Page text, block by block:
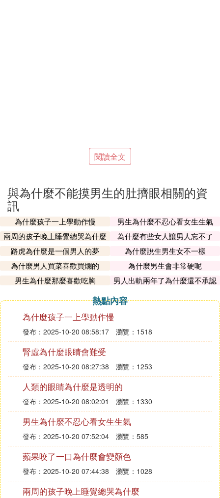
㈥ 肚臍眼很重要，為什麼不能亂摳肚臍眼
扣洗肚臍眼易導致皮損，引發炎症，如果炎症擴散到
腹腔會導致腹腔內感染，所以不要扣肚臍眼。
肚臍眼上的臟東西是由於人體每天新陳代謝的廢物沒
有被排出，在腸的末尾日積月累形成的。所以建議在
洗澡時，不要扣洗，以免損傷皮膚使臟東西進入體
內，形成感染甚至是腹腔感染，可直接用清水沖洗或
毛巾沾水擦拭。
肚臍眼是腸的末端所在地，很容易被污垢堵塞，如果
不及時清洗，就會產生異味。建議日常生活中要注意
個人衛生，勤洗手，不要反復刺激肚臍，以免出現紅
腫情況，一旦發現肚臍異常要及時就醫治療，以免貽
誤病情。
㈦ 為什麼不能扣肚臍眼
閱讀全文
與為什麼不能摸男生的肚擠眼相關的資
訊
為什麼孩子一上學動作慢
男生為什麼不忍心看女生生氣
兩周的孩子晚上睡覺總哭為什麼
為什麼有些女人讓男人忘不了
路虎為什麼是一個男人的夢
為什麼說生男生女不一樣
為什麼男人買菜喜歡買爛的
為什麼男生會非常硬呢
男生為什麼那麼喜歡吃胸
男人出軌兩年了為什麼還不承認
熱點內容
為什麼孩子一上學動作慢
發布：2025-10-20 08:58:17 瀏覽：1518
腎虛為什麼眼睛會難受
發布：2025-10-20 08:27:38 瀏覽：1253
人類的眼睛為什麼是透明的
發布：2025-10-20 08:02:01 瀏覽：1330
男生為什麼不忍心看女生生氣
發布：2025-10-20 07:52:04 瀏覽：585
蘋果咬了一口為什麼會變顏色
發布：2025-10-20 07:44:38 瀏覽：1028
兩周的孩子晚上睡覺總哭為什麼